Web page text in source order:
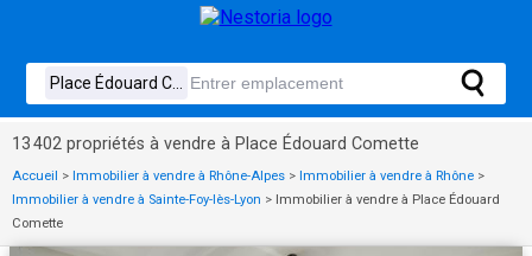
13 402 propriétés à vendre à Place Édouard Comette
Accueil > Immobilier à vendre à Rhône-Alpes > Immobilier à vendre à Rhône >
Immobilier à vendre à Sainte-Foy-lès-Lyon > Immobilier à vendre à Place Édouard
Comette